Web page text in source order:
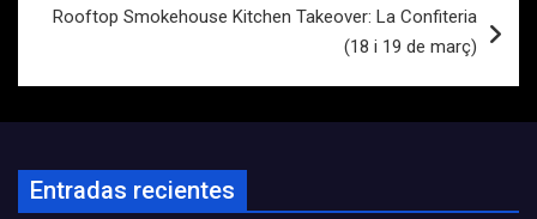
Rooftop Smokehouse Kitchen Takeover: La Confiteria
(18 i 19 de març)
Entradas recientes